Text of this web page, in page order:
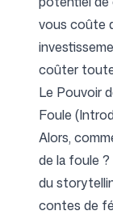
vous coûte
coûter
Le Pouvoir
Foule
Alors,
de la foule
du
contes de